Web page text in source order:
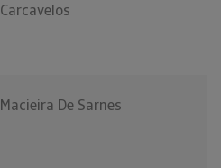
Carcavelos
Macieira De Sarnes